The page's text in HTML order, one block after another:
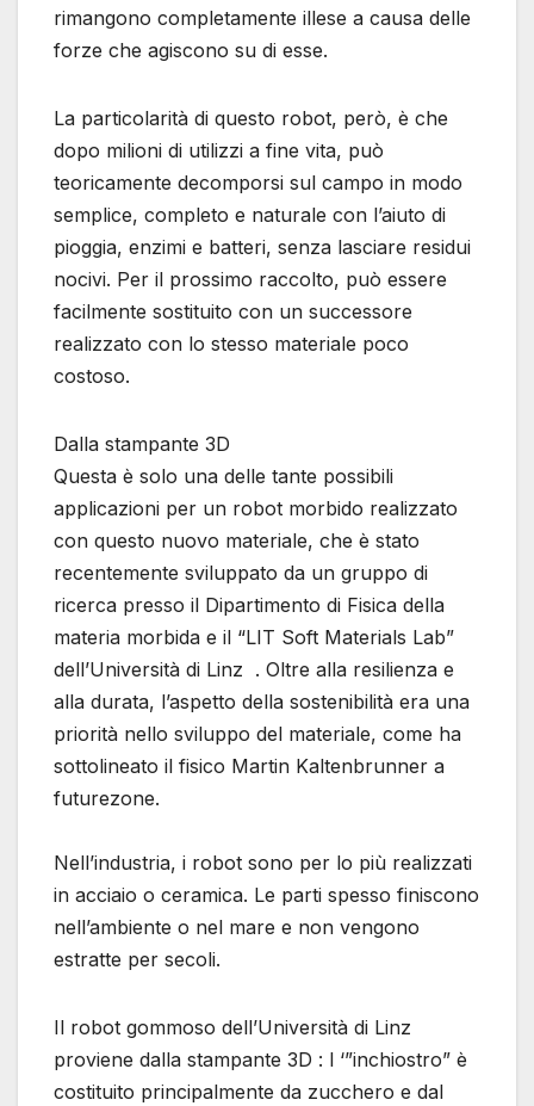
rimangono completamente illese a causa delle
forze che agiscono su di esse.
La particolarità di questo robot, però, è che
dopo milioni di utilizzi a fine vita, può
teoricamente decomporsi sul campo in modo
semplice, completo e naturale con l’aiuto di
pioggia, enzimi e batteri, senza lasciare residui
nocivi. Per il prossimo raccolto, può essere
facilmente sostituito con un successore
realizzato con lo stesso materiale poco
costoso.
Dalla stampante 3D
Questa è solo una delle tante possibili
applicazioni per un robot morbido realizzato
con questo nuovo materiale, che è stato
recentemente sviluppato da un gruppo di
ricerca presso il Dipartimento di Fisica della
materia morbida e il “LIT Soft Materials Lab”
dell’Università di Linz . Oltre alla resilienza e
alla durata, l’aspetto della sostenibilità era una
priorità nello sviluppo del materiale, come ha
sottolineato il fisico Martin Kaltenbrunner a
futurezone.
Nell’industria, i robot sono per lo più realizzati
in acciaio o ceramica. Le parti spesso finiscono
nell’ambiente o nel mare e non vengono
estratte per secoli.
Il robot gommoso dell’Università di Linz
proviene dalla stampante 3D : l ‘”inchiostro” è
costituito principalmente da zucchero e dal